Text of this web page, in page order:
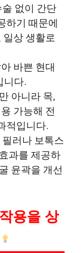
없이 간단
하기 때문에
상 생활로
바쁜 현대
니다.
아니라 목,
가능해 전
적입니다.
러나 보톡스
과를 제공하
윤곽을 개선
용을 상